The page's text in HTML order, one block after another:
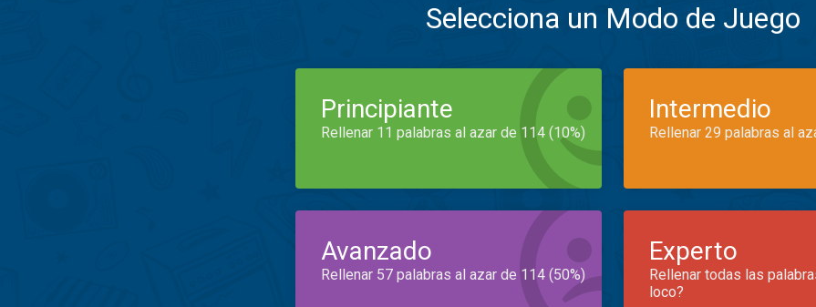
Selecciona un Modo de Juego
Principiante
Rellenar 11 palabras al azar de 114 (10%)
Intermedio
Rellenar 29 palabras al
Avanzado
Rellenar 57 palabras al azar de 114 (50%)
Experto
Rellenar todas las
loco?